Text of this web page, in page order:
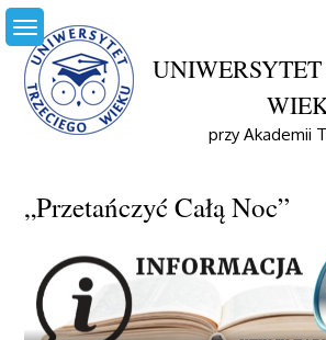
Skip
to
content
przy Akademii
„Przetańczyć
„Przetańczyć Całą Noc”